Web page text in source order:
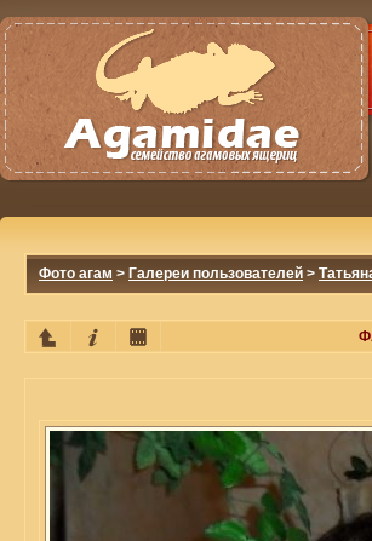
Фото агам > Галереи пользователей >